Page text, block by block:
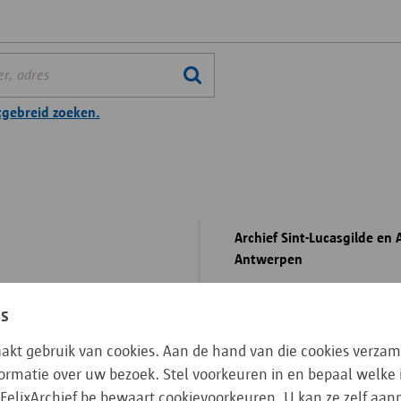
zoeken.
Archief Sint-Lucasgilde en
Antwerpen
Beschrijvingsniveau
gebruik van cookies. Aan de hand van die cookies
over uw bezoek. Stel voorkeuren in en bepaal